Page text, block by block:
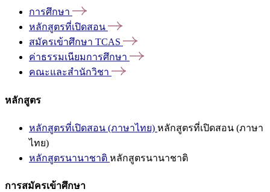
การศึกษา
หลักสูตรที่เปิดสอน
สมัครเข้าศึกษา TCAS
ค่าธรรมเนียมการศึกษา
คณะและสำนักวิชา
หลักสูตร
หลักสูตรที่เปิดสอน (ภาษาไทย) หลักสูตรที่เปิดสอน (ภาษา
ไทย)
หลักสูตรนานาชาติ หลักสูตรนานาชาติ
การสมัครเข้าศึกษา